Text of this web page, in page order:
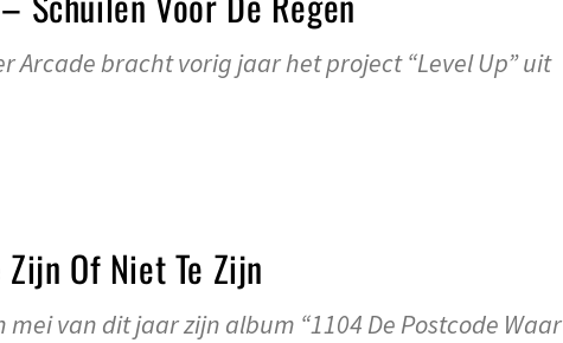
Arcade bracht vorig jaar het project “Level Up” uit
Of Niet Te Zijn
mei van dit jaar zijn album “1104 De Postcode Waar